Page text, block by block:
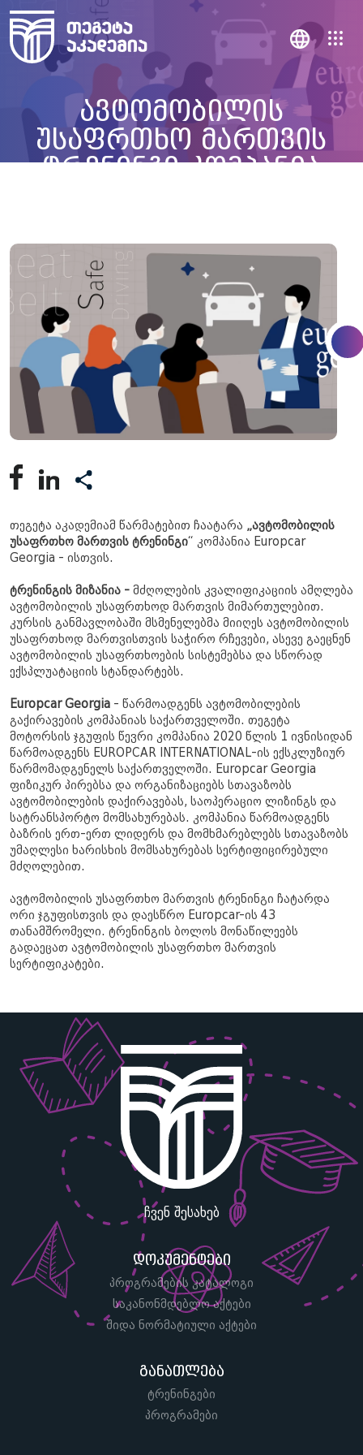
ავტომობილის
უსაფრთხო მართვის
ტრენინგი კომპანია
თეგეტა აკადემიამ წარმატებით ჩაატარა „ავტომობილის
უსაფრთხო მართვის ტრენინგი“ კომპანია Europcar
Georgia - ისთვის.
ტრენინგის მიზანია - მძღოლების კვალიფიკაციის ამღლება
ავტომობილის უსაფრთხოდ მართვის მიმართულებით.
კურსის განმავლობაში მსმენელებმა მიიღეს ავტომობილის
უსაფრთხოდ მართვისთვის საჭირო რჩევები, ასევე გაეცნენ
ავტომობილის უსაფრთხოების სისტემებსა და სწორად
ექსპლუატაციის სტანდარტებს.
Europcar Georgia - წარმოადგენს ავტომობილების
გაქირავების კომპანიას საქართველოში. თეგეტა
მოტორსის ჯგუფის წევრი კომპანია 2020 წლის 1 ივნისიდან
წარმოადგენს EUROPCAR INTERNATIONAL-ის ექსკლუზიურ
წარმომადგენელს საქართველოში. Europcar Georgia
ფიზიკურ პირებსა და ორგანიზაციებს სთავაზობს
ავტომობილების დაქირავებას, საოპერაციო ლიზინგს და
სატრანსპორტო მომსახურებას. კომპანია წარმოადგენს
ბაზრის ერთ-ერთ ლიდერს და მომხმარებლებს სთავაზობს
უმაღლესი ხარისხის მომსახურებას სერტიფიცირებული
მძღოლებით.
ავტომობილის უსაფრთხო მართვის ტრენინგი ჩატარდა
ორი ჯგუფისთვის და დაესწრო Europcar-ის 43
თანამშრომელი. ტრენინგის ბოლოს მონაწილეებს
გადაეცათ ავტომობილის უსაფრთხო მართვის
სერტიფიკატები.
ჩვენ შესახებ
დოკუმენტები
პროგრამების კატალოგი
საკანონმდებლო აქტები
შიდა ნორმატიული აქტები
განათლება
ტრენინგები
პროგრამები